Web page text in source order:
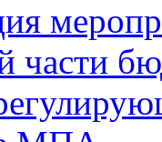
части